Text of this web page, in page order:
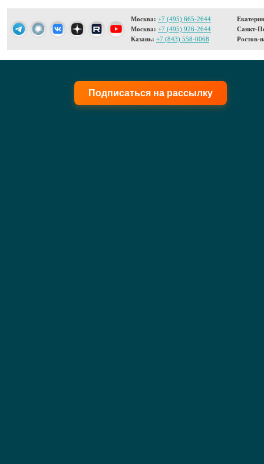
Москва: +7 (495) 665-2644
Москва: +7 (495) 926-2644
Казань: +7 (843) 558-0068
Санкт-
Ростов-
Подписаться на рассылку